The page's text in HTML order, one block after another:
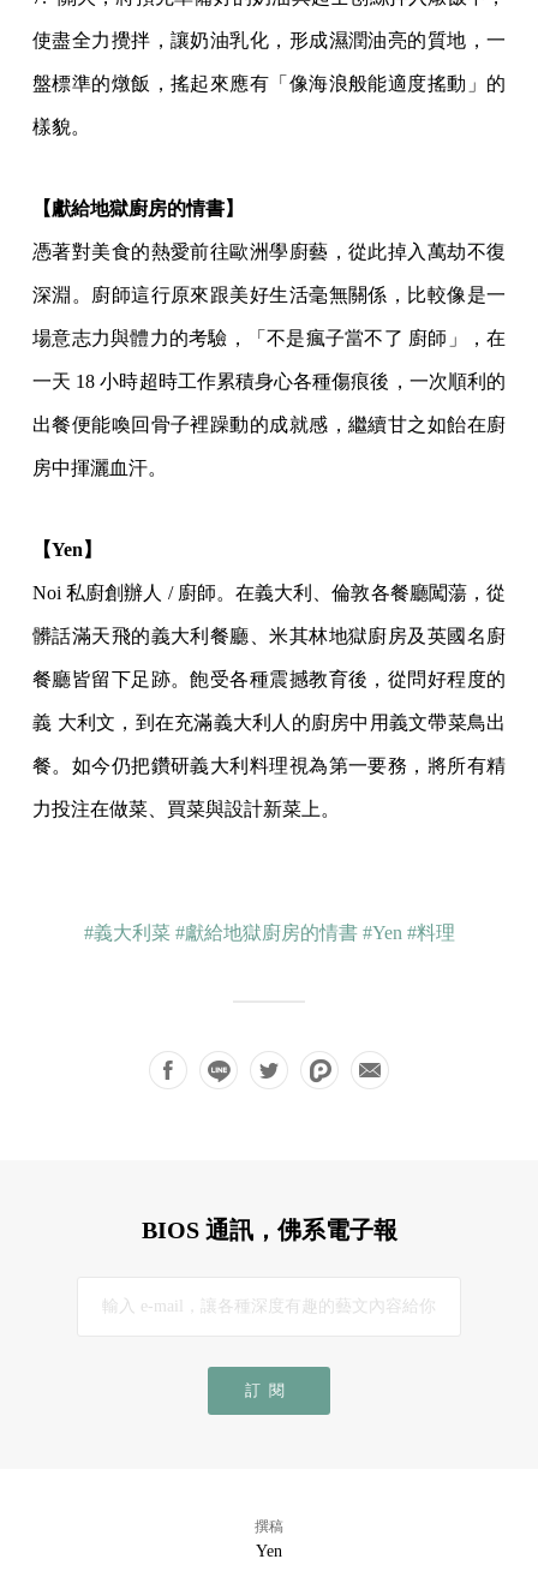
使盡全力攪拌，讓奶油乳化，形成濕潤油亮的質地，一
盤標準的燉飯，搖起來應有「像海浪般能適度搖動」的
樣貌。
【獻給地獄廚房的情書】
憑著對美食的熱愛前往歐洲學廚藝，從此掉入萬劫不復
深淵。廚師這行原來跟美好生活毫無關係，比較像是一
場意志力與體力的考驗，「不是瘋子當不了 廚師」，在
一天 18 小時超時工作累積身心各種傷痕後，一次順利的
出餐便能喚回骨子裡躁動的成就感，繼續甘之如飴在廚
房中揮灑血汗。
【Yen】
Noi 私廚創辦人 / 廚師。在義大利、倫敦各餐廳闖蕩，從
髒話滿天飛的義大利餐廳、米其林地獄廚房及英國名廚
餐廳皆留下足跡。飽受各種震撼教育後，從問好程度的
義 大利文，到在充滿義大利人的廚房中用義文帶菜鳥出
餐。如今仍把鑽研義大利料理視為第一要務，將所有精
力投注在做菜、買菜與設計新菜上。
#義大利菜 #獻給地獄廚房的情書 #Yen #料理
BIOS 通訊，佛系電子報
訂閱
撰稿
Yen